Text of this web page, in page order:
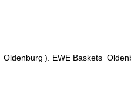
Oldenburg ). EWE Baskets